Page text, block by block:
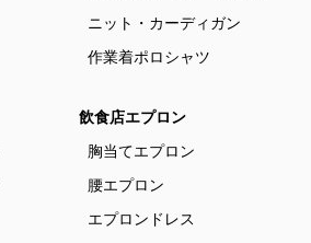
ニット・カーディガン
作業着ポロシャツ
飲食店エプロン
胸当てエプロン
腰エプロン
エプロンドレス